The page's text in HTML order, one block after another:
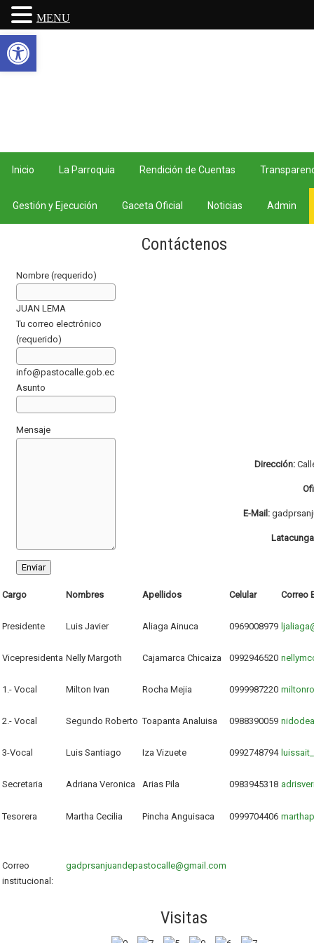
Inicio La Parroquia Rendición de Cuentas
Gestión y Ejecución Gaceta Oficial Noticias Admin
Contáctenos
Nombre (requerido)
JUAN LEMA
Tu correo electrónico
(requerido)
info@pastocalle.gob.ec
Asunto
Mensaje
Dirección:
E-Mail:
Cargo Nombres Apellidos Celular Correo
Presidente Luis Javier Aliaga Ainuca 0969008979
Vicepresidenta Nelly Margoth Cajamarca Chicaiza 0992946520
1.- Vocal Milton Ivan Rocha Mejia 0999987220
2.- Vocal Segundo Roberto Toapanta Analuisa 0988390059
3-Vocal Luis Santiago Iza Vizuete 0992748794
Secretaria Adriana Veronica Arias Pila 0983945318
Tesorera Martha Cecilia Pincha Anguisaca 0999704406
Correo
institucional:
gadprsanjuandepastocalle@gmail.com
Visitas
MENU
Abrir barra de herramientas